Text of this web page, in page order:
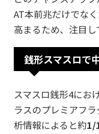
AT本前兆だけでな
高まるため、注目し
銭形スマスロで
スマスロ銭形4にお
ラスのプレミアフ
析情報によると約1/